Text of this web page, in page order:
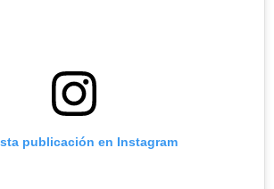
publicación en Instagram